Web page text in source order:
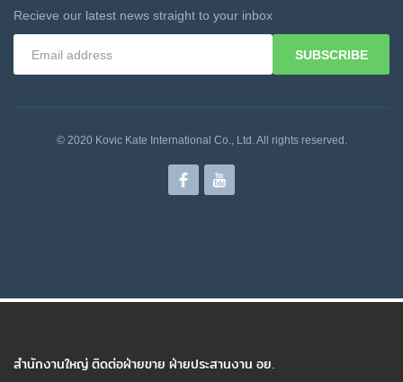
Recieve our latest news straight to your inbox
SUBSCRIBE
© 2020 Kovic Kate International Co., Ltd. All rights reserved.
สำนักงานใหญ่ ติดต่อฝ่ายขาย ฝ่ายประสานงาน อย.